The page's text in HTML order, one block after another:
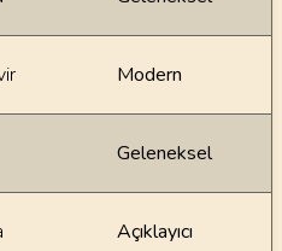
Modern
Geleneksel
Açıklayıcı